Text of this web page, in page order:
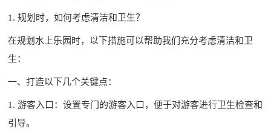
1. 规划时，如何考虑清洁和卫生？
在规划水上乐园时，以下措施可以帮助我们充分考虑清洁和卫
生：
一、打造以下几个关键点：
1. 游客入口：设置专门的游客入口，便于对游客进行卫生检查和
引导。